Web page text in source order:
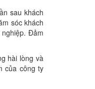
sau khách
sóc khách
Đảm
hài lòng và
của công ty